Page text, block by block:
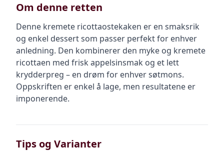
Om denne retten
Denne kremete ricottaostekaken er en smaksrik
og enkel dessert som passer perfekt for enhver
anledning. Den kombinerer den myke og kremete
ricottaen med frisk appelsinsmak og et lett
krydderpreg – en drøm for enhver søtmons.
Oppskriften er enkel å lage, men resultatene er
imponerende.
Tips og Varianter